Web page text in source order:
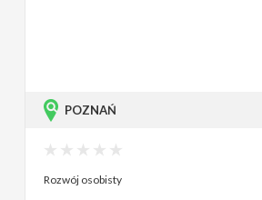
POZNAŃ
Rozwój osobisty